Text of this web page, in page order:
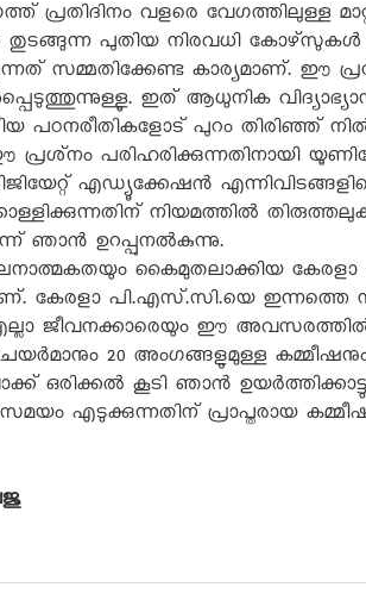
പ്രതിദിനം വളരെ വേഗത്തിലുള്ള
പുതിയ നിരവധി കോഴ്‌സുകൾ
സമ്മതിക്കേണ്ട കാര്യമാണ്. ഈ
ഇത് ആധുനിക
പഠനരീതികളോട് പുറം തിരിഞ്ഞ്
പരിഹരിക്കുന്നതിനായി
എഡ്യൂക്കേഷൻ
നിയമത്തിൽ
ഞാൻ ഉറപ്പുനൽകുന്നു.
കൈമുതലാക്കിയ
പി.എസ്.സി.യെ ഇന്നത്തെ
ജീവനക്കാരെയും ഈ അവസരത്തിൽ
20 അംഗങ്ങളുമുള്ള
ഒരിക്കൽ കൂടി ഞാൻ
എടുക്കുന്നതിന് പ്രാപ്തരായ